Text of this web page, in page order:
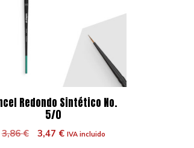
Redondo Sintético No.
5/0
3,86€
El
3,47 €ElIVA incluido